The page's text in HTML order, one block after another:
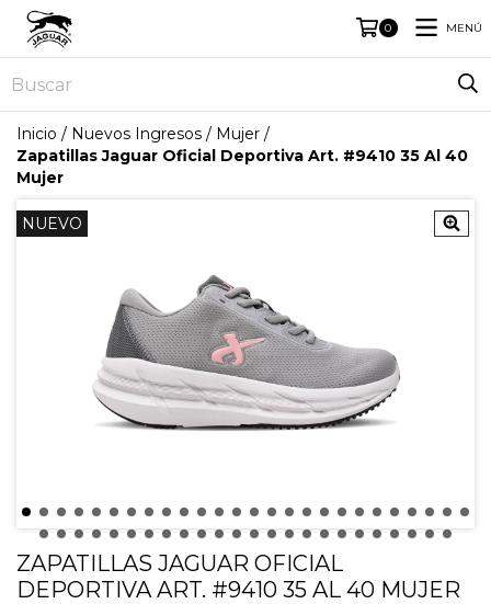
0 MENÚ
Inicio / Nuevos Ingresos / Mujer /
Zapatillas Jaguar Oficial Deportiva Art. #9410 35 Al 40
Mujer
NUEVO
ZAPATILLAS JAGUAR OFICIAL
DEPORTIVA ART. #9410 35 AL 40 MUJER